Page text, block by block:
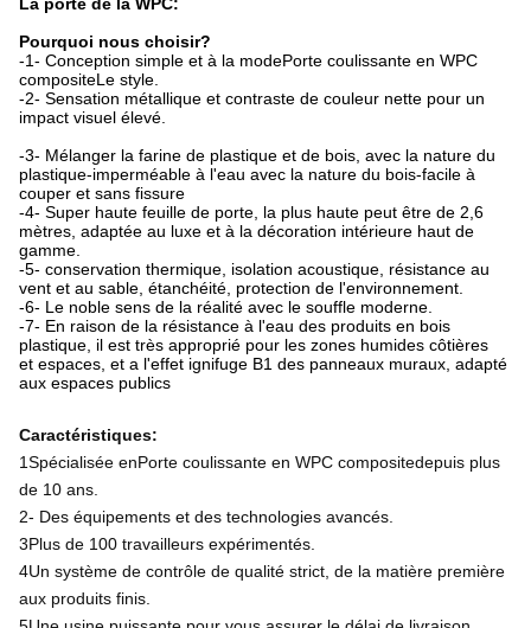
Pourquoi nous choisir?
-1- Conception simple et à la modePorte coulissante en WPC
compositeLe style.
-2- Sensation métallique et contraste de couleur nette pour un
impact visuel élevé.
-3- Mélanger la farine de plastique et de bois, avec la nature du
plastique-imperméable à l'eau avec la nature du bois-facile à
couper et sans fissure
-4- Super haute feuille de porte, la plus haute peut être de 2,6
mètres, adaptée au luxe et à la décoration intérieure haut de
gamme.
-5- conservation thermique, isolation acoustique, résistance au
vent et au sable, étanchéité, protection de l'environnement.
-6- Le noble sens de la réalité avec le souffle moderne.
-7- En raison de la résistance à l'eau des produits en bois
plastique, il est très approprié pour les zones humides côtières
et espaces, et a l'effet ignifuge B1 des panneaux muraux, adapté
aux espaces publics
Caractéristiques:
1Spécialisée enPorte coulissante en WPC compositedepuis plus
de 10 ans.
2- Des équipements et des technologies avancés.
3Plus de 100 travailleurs expérimentés.
4Un système de contrôle de qualité strict, de la matière première
aux produits finis.